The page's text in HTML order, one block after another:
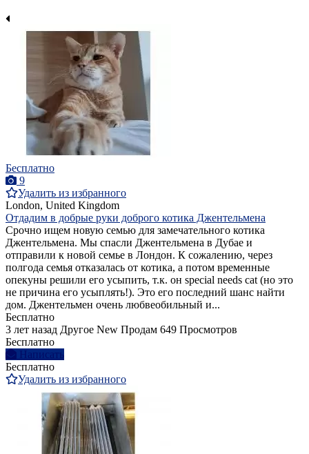
Бесплатно
9
Удалить из избранного
London, United Kingdom
Отдадим в добрые руки доброго котика Джентельмена
Срочно ищем новую семью для замечательного котика
Джентельмена. Мы спасли Джентельмена в Дубае и
отправили к новой семье в Лондон. К сожалению, через
полгода семья отказалась от котика, а потом временные
опекуны решили его усыпить, т.к. он special needs cat (но это
не причина его усыплять!). Это его последний шанс найти
дом. Джентельмен очень любвеобильный и...
Бесплатно
3 лет назад Другое New Продам 649 Просмотров
Бесплатно
Написать
Бесплатно
Удалить из избранного